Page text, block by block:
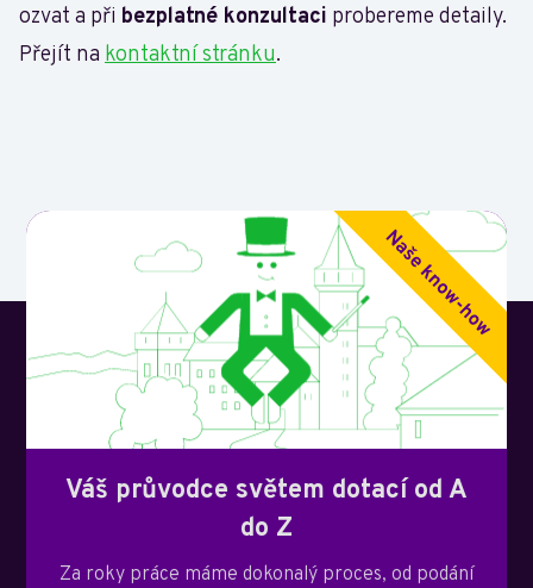
ozvat a při bezplatné konzultaci probereme detaily.
Přejít na kontaktní stránku.
Váš průvodce světem dotací od A
do Z
Za roky práce máme dokonalý proces, od podání